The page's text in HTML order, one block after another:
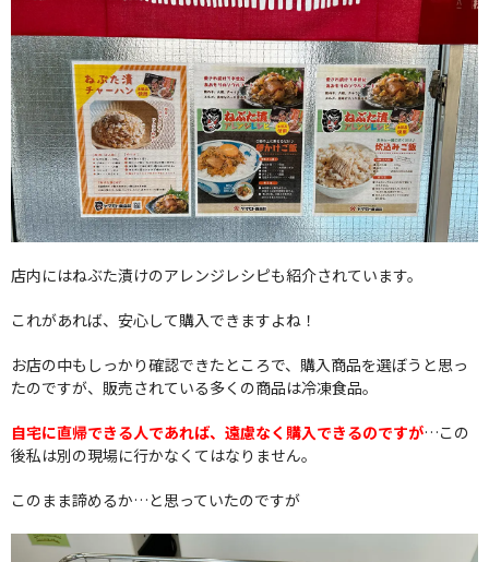
店内にはねぶた漬けのアレンジレシピも紹介されています。
これがあれば、安心して購入できますよね！
お店の中もしっかり確認できたところで、購入商品を選ぼうと思っ
たのですが、販売されている多くの商品は冷凍食品。
自宅に直帰できる人であれば、遠慮なく購入できるのですが…この
後私は別の現場に行かなくてはなりません。
このまま諦めるか…と思っていたのですが